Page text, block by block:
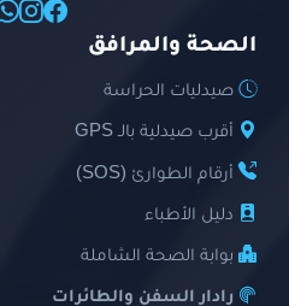
الصحة والمرافق
صيدليات الحراسة
أقرب صيدلية بالـ GPS
أرقام الطوارئ (SOS)
دليل الأطباء
بوابة الصحة الشاملة
رادار السفن والطائرات